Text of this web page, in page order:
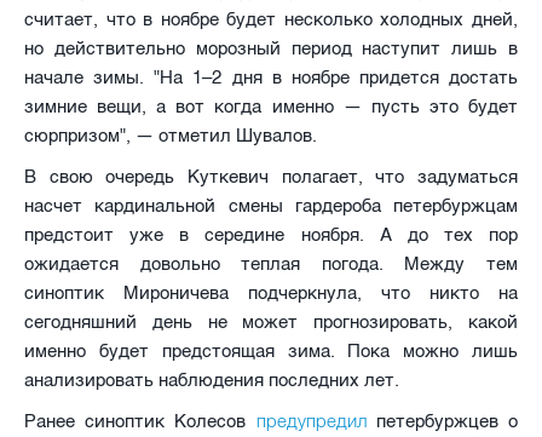
считает, что в ноябре будет несколько холодных дней,
но действительно морозный период наступит лишь в
начале зимы. "На 1–2 дня в ноябре придется достать
зимние вещи, а вот когда именно — пусть это будет
сюрпризом", — отметил Шувалов.
В свою очередь Куткевич полагает, что задуматься
насчет кардинальной смены гардероба петербуржцам
предстоит уже в середине ноября. А до тех пор
ожидается довольно теплая погода. Между тем
синоптик Мироничева подчеркнула, что никто на
сегодняшний день не может прогнозировать, какой
именно будет предстоящая зима. Пока можно лишь
анализировать наблюдения последних лет.
Ранее синоптик Колесов предупредил петербуржцев о